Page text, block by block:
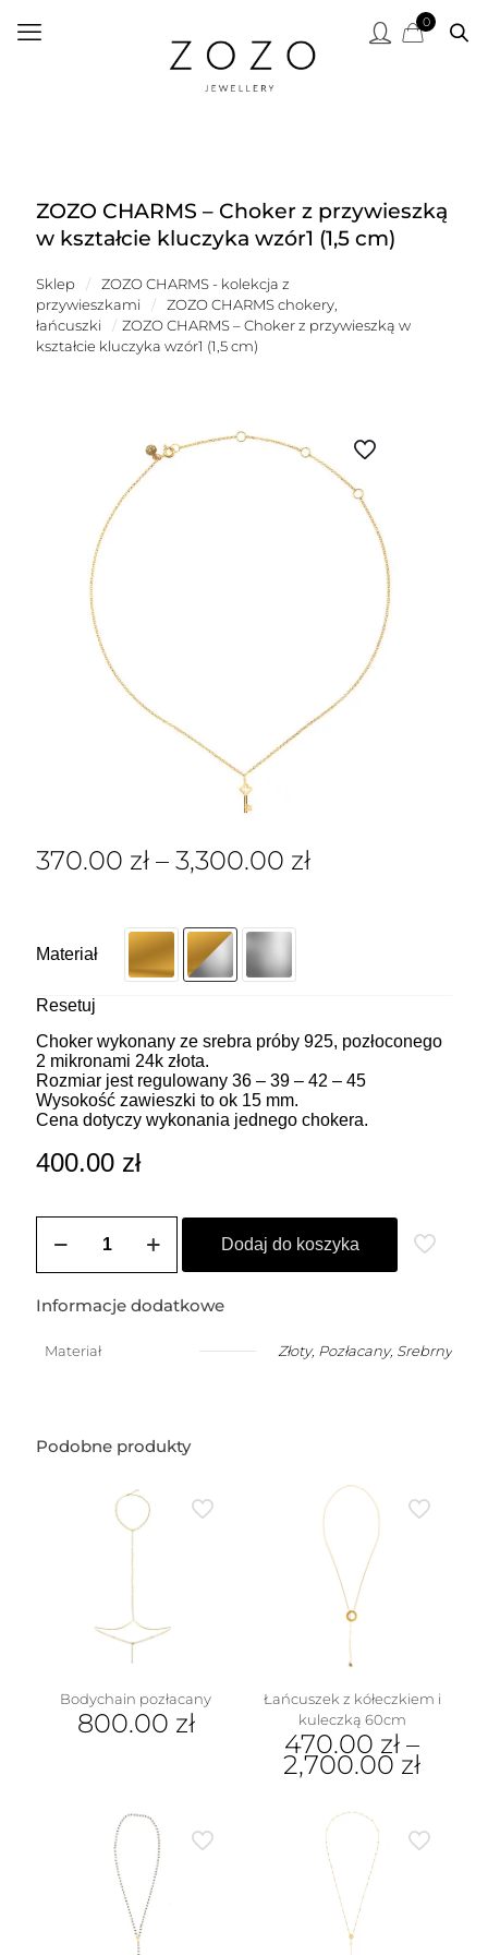
0
ZOZO CHARMS – Choker z przywieszką
w kształcie kluczyka wzór1 (1,5 cm)
Sklep /
ZOZO CHARMS - kolekcja z
przywieszkami
/
ZOZO CHARMS chokery,
łańcuszki
/ ZOZO CHARMS – Choker z przywieszką w
kształcie kluczyka wzór1 (1,5 cm)
370.00 zł – 3,300.00 zł
Materiał
Resetuj
Choker wykonany ze srebra próby 925, pozłoconego
2 mikronami 24k złota.
Rozmiar jest regulowany 36 – 39 – 42 – 45
Wysokość zawieszki to ok 15 mm.
Cena dotyczy wykonania jednego chokera.
400.00 zł
ZOZO
Choker
przywieszką
w
(1,5
Dodaj do koszyka
Informacje dodatkowe
Materiał Złoty, Pozłacany, Srebrny
Podobne produkty
Bodychain pozłacany
800.00 zł
Łańcuszek z kółeczkiem i
kuleczką 60cm
470.00 zł –
2,700.00 zł
produkt
wiele
wariantów.
Opcje
można
wybrać